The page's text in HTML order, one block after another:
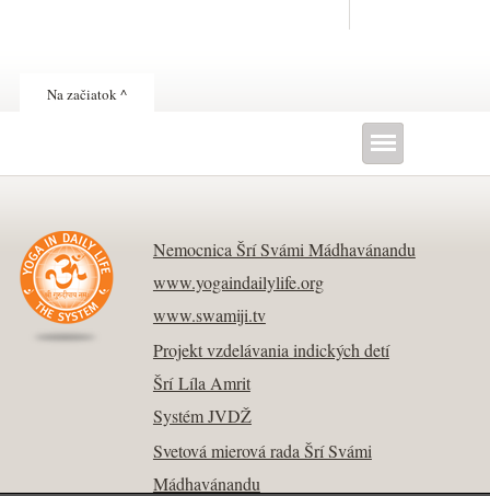
Na začiatok ^
Nemocnica Šrí Svámi Mádhavánandu
www.yogaindailylife.org
www.swamiji.tv
Projekt vzdelávania indických detí
Šrí Líla Amrit
Systém JVDŽ
Svetová mierová rada Šrí Svámi
Mádhavánandu